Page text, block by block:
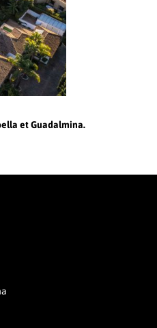
et Guadalmina.